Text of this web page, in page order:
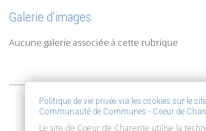
Galerie d'images
Aucune galerie associée à cette rubrique
2015-2026 © Coeur de Charente |
découvrir
Politique de vie privée via les cookies sur le
Communauté de Communes - Coeur de
Le site de Coeur de Charente utilise la